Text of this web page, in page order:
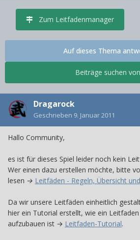
Zum Leitfadenmanager
Beiträge suchen
Auf dieses Thema
Dragarock
Geschrieben 9. Januar 2011
Hallo Community,
es ist für dieses Spiel leider noch kein
Wer einen dazu erstellen möchte, bitte
lesen → Leitfäden - Regeln, Übersicht
Da wir unsere Leitfäden einheitlich
hier ein Tutorial erstellt, wie ein
aufzubauen ist → Leitfaden-Tutorial.